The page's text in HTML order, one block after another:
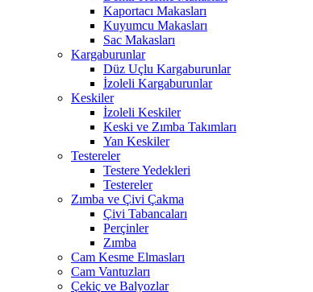
Kaportacı Makasları
Kuyumcu Makasları
Sac Makasları
Kargaburunlar
Düz Uçlu Kargaburunlar
İzoleli Kargaburunlar
Keskiler
İzoleli Keskiler
Keski ve Zımba Takımları
Yan Keskiler
Testereler
Testere Yedekleri
Testereler
Zımba ve Çivi Çakma
Çivi Tabancaları
Perçinler
Zımba
Cam Kesme Elmasları
Cam Vantuzları
Çekiç ve Balyozlar